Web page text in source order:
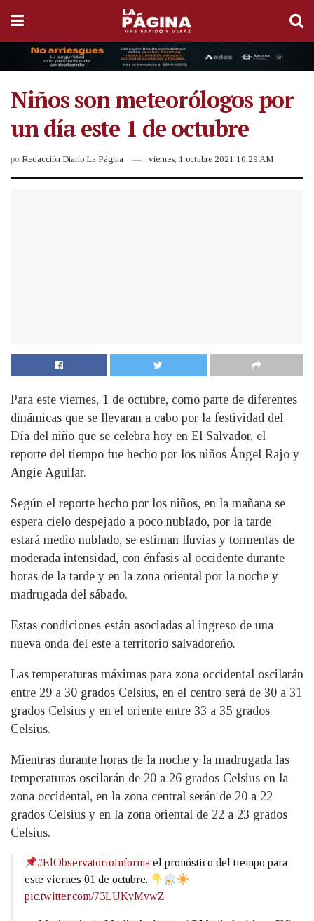
Niños son meteorólogos por
un día este 1 de octubre
porRedacción Diario La Página viernes, 1 octubre 2021 10:29 AM
Para este viernes, 1 de octubre, como parte de diferentes
dinámicas que se llevaran a cabo por la festividad del
Día del niño que se celebra hoy en El Salvador, el
reporte del tiempo fue hecho por los niños Ángel Rajo y
Angie Aguilar.
Según el reporte hecho por los niños, en la mañana se
espera cielo despejado a poco nublado, por la tarde
estará medio nublado, se estiman lluvias y tormentas de
moderada intensidad, con énfasis al occidente durante
horas de la tarde y en la zona oriental por la noche y
madrugada del sábado.
Estas condiciones están asociadas al ingreso de una
nueva onda del este a territorio salvadoreño.
Las temperaturas máximas para zona occidental oscilarán
entre 29 a 30 grados Celsius, en el centro será de 30 a 31
grados Celsius y en el oriente entre 33 a 35 grados
Celsius.
Mientras durante horas de la noche y la madrugada las
temperaturas oscilarán de 20 a 26 grados Celsius en la
zona occidental, en la zona central serán de 20 a 22
grados Celsius y en la zona oriental de 22 a 23 grados
Celsius.
#ElObservatorioInforma el pronóstico del tiempo para
este viernes 01 de octubre.
pic.twitter.com/73LUKvMvwZ